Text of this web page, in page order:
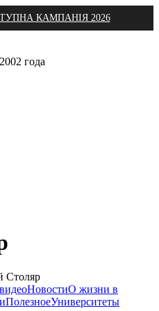
КАМПАНІЯ 2026
года
Столяр
НовостиО жизни в
ПолезноеУниверситеты